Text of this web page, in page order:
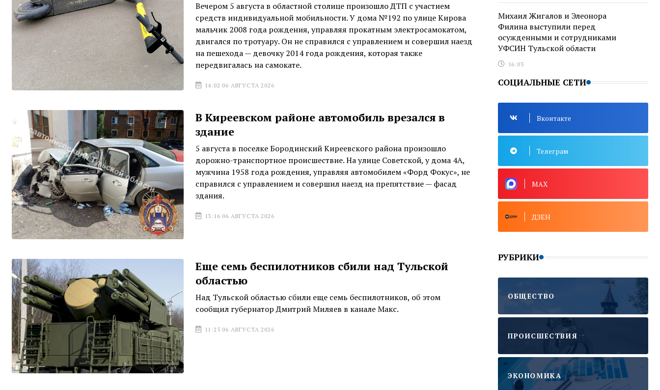
Вечером 5 августа в областной столице произошло ДТП с участием
средств индивидуальной мобильности. У дома №192 по улице Кирова
мальчик 2008 года рождения, управляя прокатным электросамокатом,
двигался по тротуару. Он не справился с управлением и совершил наезд
на пешехода — девочку 2014 года рождения, которая также
передвигалась на самокате.
14:02 06 АВГУСТА 2026
В Киреевском районе автомобиль врезался в
здание
5 августа в поселке Бородинский Киреевского района произошло
дорожно-транспортное происшествие. На улице Советской, у дома 4А,
мужчина 1958 года рождения, управляя автомобилем «Форд Фокус», не
справился с управлением и совершил наезд на препятствие — фасад
здания.
13:16 06 АВГУСТА 2026
Еще семь беспилотников сбили над Тульской
областью
Над Тульской областью сбили еще семь беспилотников, об этом
сообщил губернатор Дмитрий Миляев в канале Макс.
11:25 06 АВГУСТА 2026
Михаил Жигалов и Элеонора
Филина выступили перед
осужденными и сотрудниками
УФСИН Тульской области
16:03
СОЦИАЛЬНЫЕ СЕТИ
Вконтакте
Телеграм
MAX
ДЗЕН
РУБРИКИ
ОБЩЕСТВО
ПРОИСШЕСТВИЯ
ЭКОНОМИКА